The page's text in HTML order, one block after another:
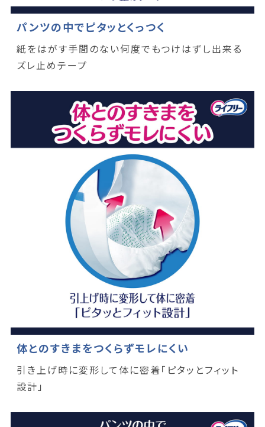
パンツの中でピタッとくっつく
紙をはがす手間のない何度でもつけはずし出来る
ズレ止めテープ
体とのすきまをつくらずモレにくい
引き上げ時に変形して体に密着「ピタッとフィット
設計」